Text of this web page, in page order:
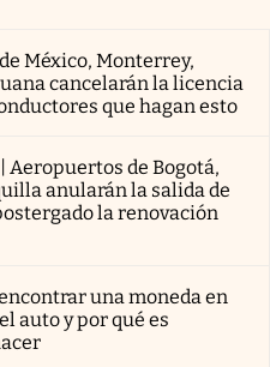
México, Monterrey,
cancelarán la licencia
que hagan esto
Aeropuertos de Bogotá,
anularán la salida de
la renovación
una moneda en
auto y por qué es